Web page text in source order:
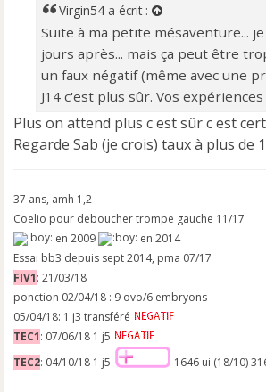
u
Virgin54 a écrit :
Suite à ma petite mésaventure...
jours après... mais ça peut être
un faux négatif (même avec une
J14 c'est plus sûr. Vos expériences
Plus on attend plus c est sûr c est
Regarde Sab (je crois) taux à plus de
37 ans, amh 1,2
Coelio pour deboucher trompe gauche 11/17
en 2009
en 2014
Essai bb3 depuis sept 2014, pma 07/17
FIV1: 21/03/18
ponction 02/04/18 : 9 ovo/6 embryons
05/04/18: 1 j3 transféré
TEC1: 07/06/18 1 j5
TEC2: 04/10/18 1 j5 1646 ui (18/10)